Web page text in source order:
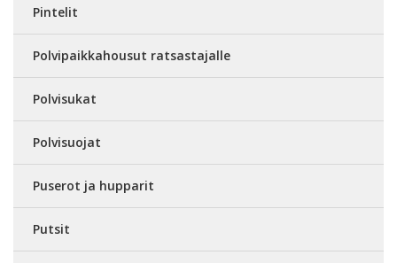
Pintelit
Polvipaikkahousut ratsastajalle
Polvisukat
Polvisuojat
Puserot ja hupparit
Putsit